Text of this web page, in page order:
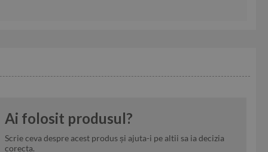
Ai folosit produsul?
Scrie ceva despre acest produs și ajuta-i pe altii sa ia decizia
corecta.